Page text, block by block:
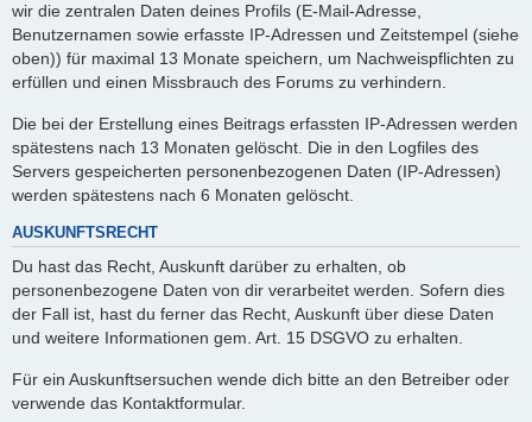
wir die zentralen Daten deines Profils (E-Mail-Adresse,
Benutzernamen sowie erfasste IP-Adressen und Zeitstempel (siehe
oben)) für maximal 13 Monate speichern, um Nachweispflichten zu
erfüllen und einen Missbrauch des Forums zu verhindern.
Die bei der Erstellung eines Beitrags erfassten IP-Adressen werden
spätestens nach 13 Monaten gelöscht. Die in den Logfiles des
Servers gespeicherten personenbezogenen Daten (IP-Adressen)
werden spätestens nach 6 Monaten gelöscht.
AUSKUNFTSRECHT
Du hast das Recht, Auskunft darüber zu erhalten, ob
personenbezogene Daten von dir verarbeitet werden. Sofern dies
der Fall ist, hast du ferner das Recht, Auskunft über diese Daten
und weitere Informationen gem. Art. 15 DSGVO zu erhalten.
Für ein Auskunftsersuchen wende dich bitte an den Betreiber oder
verwende das Kontaktformular.